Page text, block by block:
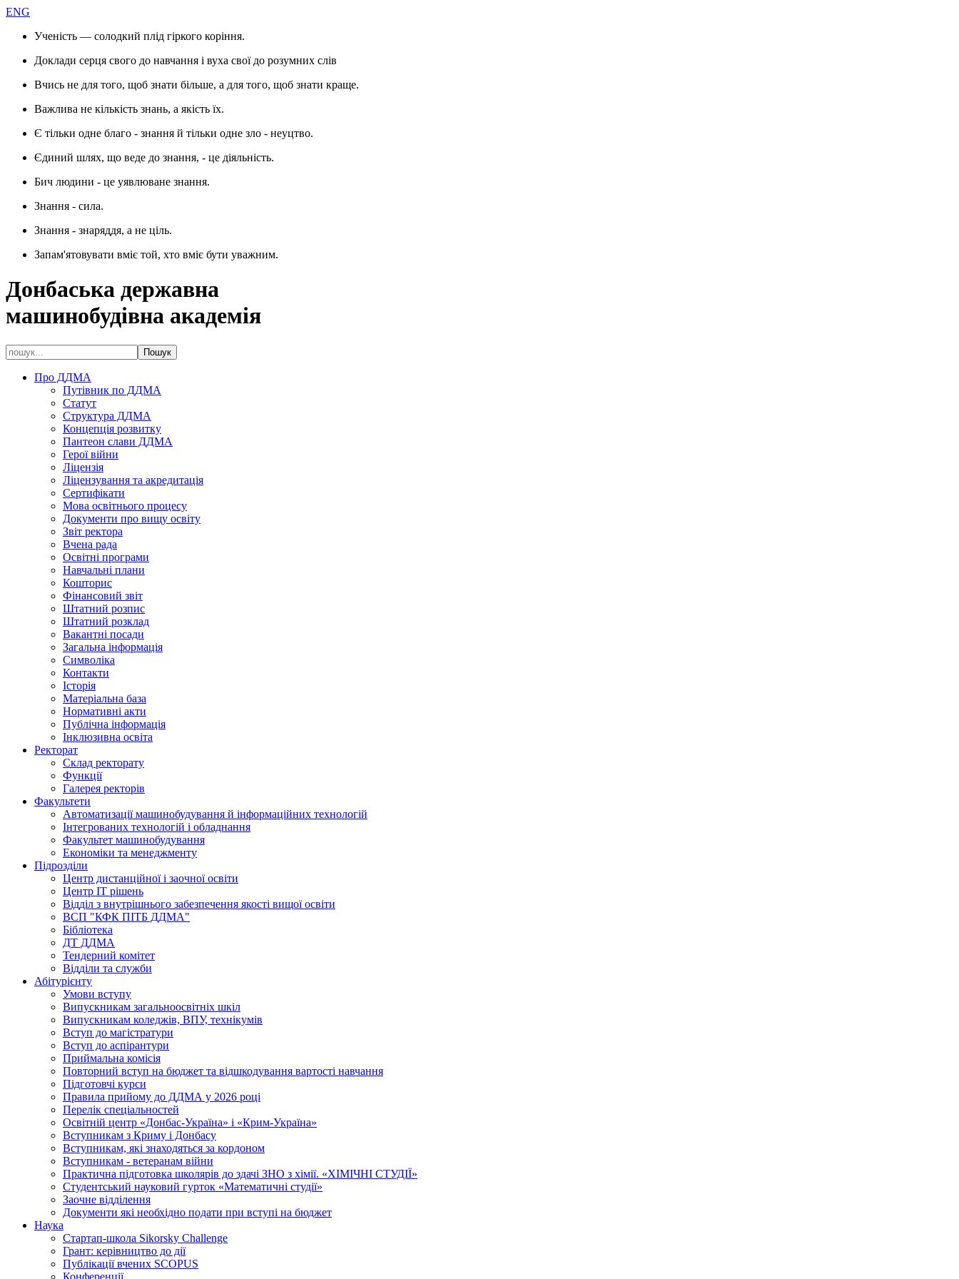
ENG
Ученість — солодкий плід гіркого коріння.
Доклади серця свого до навчання і вуха свої до розумних слів
Вчись не для того, щоб знати більше, а для того, щоб знати краще.
Важлива не кількість знань, а якість їх.
Є тільки одне благо - знання й тільки одне зло - неуцтво.
Єдиний шлях, що веде до знання, - це діяльність.
Бич людини - це уявлюване знання.
Знання - сила.
Знання - знаряддя, а не ціль.
Запам'ятовувати вміє той, хто вміє бути уважним.
Донбаська державна
машинобудівна академія
Про ДДМА
Путівник по ДДМА
Статут
Структура ДДМА
Концепція розвитку
Пантеон слави ДДМА
Герої війни
Ліцензія
Ліцензування та акредитація
Сертифікати
Мова освітнього процесу
Документи про вищу освіту
Звіт ректора
Вчена рада
Освітні програми
Навчальні плани
Кошторис
Фінансовий звіт
Штатний розпис
Штатний розклад
Вакантні посади
Загальна інформація
Символіка
Контакти
Історія
Матеріальна база
Нормативні акти
Публічна інформація
Інклюзивна освіта
Ректорат
Склад ректорату
Функції
Галерея ректорів
Факультети
Автоматизації машинобудування й інформаційних технологій
Інтегрованих технологій і обладнання
Факультет машинобудування
Економіки та менеджменту
Підрозділи
Центр дистанційної і заочної освіти
Центр ІТ рішень
Відділ з внутрішнього забезпечення якості вищої освіти
ВСП "КФК ПІТБ ДДМА"
Бібліотека
ДТ ДДМА
Тендерний комітет
Відділи та служби
Абітурієнту
Умови вступу
Випускникам загальноосвітніх шкіл
Випускникам коледжів, ВПУ, технікумів
Вступ до магістратури
Вступ до аспірантури
Приймальна комісія
Повторний вступ на бюджет та відшкодування вартості навчання
Підготовчі курси
Правила прийому до ДДМА у 2026 році
Перелік спеціальностей
Освітній центр «Донбас-Україна» і «Крим-Україна»
Вступникам з Криму і Донбасу
Вступникам, які знаходяться за кордоном
Вступникам - ветеранам війни
Практична підготовка школярів до здачі ЗНО з хімії. «ХІМІЧНІ СТУДІЇ»
Студентський науковий гурток «Математичні студії»
Заочне відділення
Документи які необхідно подати при вступі на бюджет
Наука
Стартап-школа Sikorsky Challenge
Грант: керівництво до дії
Публікації вчених SCOPUS
Конференції